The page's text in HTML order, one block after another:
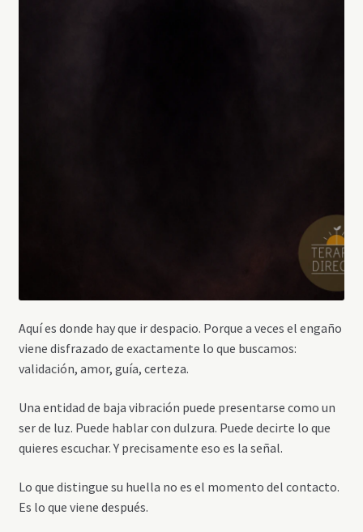
Aquí es donde hay que ir despacio. Porque a veces el engaño
viene disfrazado de exactamente lo que buscamos:
validación, amor, guía, certeza.
Una entidad de baja vibración puede presentarse como un
ser de luz. Puede hablar con dulzura. Puede decirte lo que
quieres escuchar. Y precisamente eso es la señal.
Lo que distingue su huella no es el momento del contacto.
Es lo que viene después.